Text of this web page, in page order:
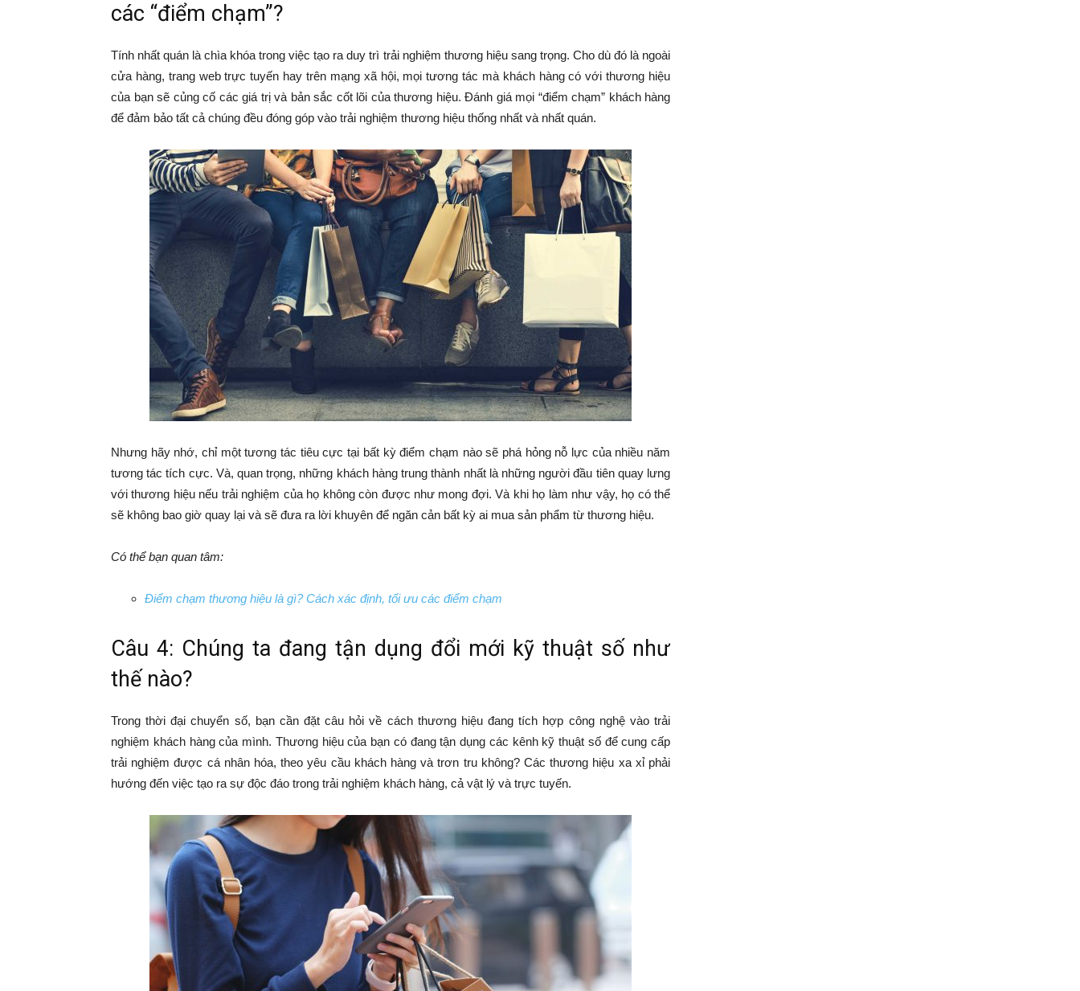
các “điểm chạm”?
Tính nhất quán là chìa khóa trong việc tạo ra duy trì trải nghiệm thương hiệu sang trọng. Cho dù đó là ngoài
cửa hàng, trang web trực tuyến hay trên mạng xã hội, mọi tương tác mà khách hàng có với thương hiệu
của bạn sẽ củng cố các giá trị và bản sắc cốt lõi của thương hiệu. Đánh giá mọi “điểm chạm” khách hàng
để đảm bảo tất cả chúng đều đóng góp vào trải nghiệm thương hiệu thống nhất và nhất quán.
Nhưng hãy nhớ, chỉ một tương tác tiêu cực tại bất kỳ điểm chạm nào sẽ phá hỏng nỗ lực của nhiều năm
tương tác tích cực. Và, quan trọng, những khách hàng trung thành nhất là những người đầu tiên quay lưng
với thương hiệu nếu trải nghiệm của họ không còn được như mong đợi. Và khi họ làm như vậy, họ có thể
sẽ không bao giờ quay lại và sẽ đưa ra lời khuyên để ngăn cản bất kỳ ai mua sản phẩm từ thương hiệu.
Có thể bạn quan tâm:
Điểm chạm thương hiệu là gì? Cách xác định, tối ưu các điểm chạm
Câu 4: Chúng ta đang tận dụng đổi mới kỹ thuật số như
thế nào?
Trong thời đại chuyển số, bạn cần đặt câu hỏi về cách thương hiệu đang tích hợp công nghệ vào trải
nghiệm khách hàng của mình. Thương hiệu của bạn có đang tận dụng các kênh kỹ thuật số để cung cấp
trải nghiệm được cá nhân hóa, theo yêu cầu khách hàng và trơn tru không? Các thương hiệu xa xỉ phải
hướng đến việc tạo ra sự độc đáo trong trải nghiệm khách hàng, cả vật lý và trực tuyến.